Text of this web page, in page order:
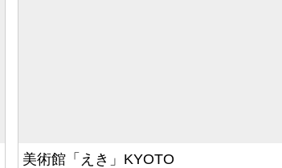
美術館「えき」KYOTO